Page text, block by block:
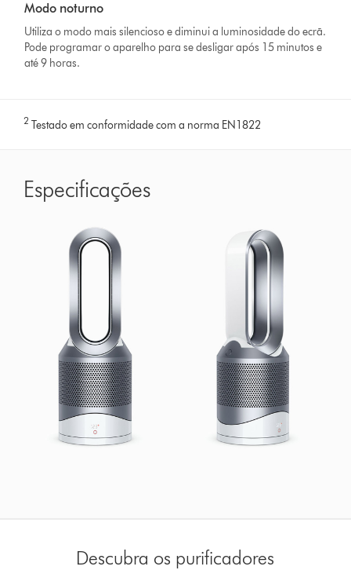
Modo noturno
Utiliza o modo mais silencioso e diminui a luminosidade do ecrã.
Pode programar o aparelho para se desligar após 15 minutos e
até 9 horas.
2 Testado em conformidade com a norma EN1822
Especificações
Descubra os purificadores